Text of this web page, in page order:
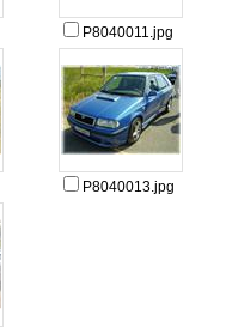
P8040011.jpg
P8040013.jpg